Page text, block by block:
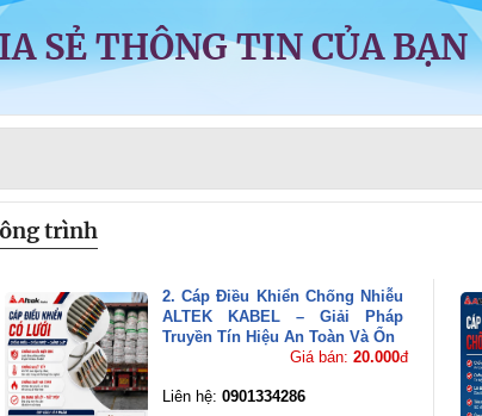
SẺ THÔNG TIN CỦA BẠN
trình
2. Cáp Điều Khiển Chống Nhiễu
ALTEK KABEL – Giải Pháp
Truyền Tín Hiệu An Toàn Và Ổn
Giá bán: 20.000đ
Liên hệ:0901334286